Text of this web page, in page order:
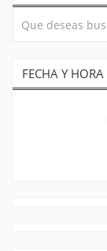
FECHA Y HORA